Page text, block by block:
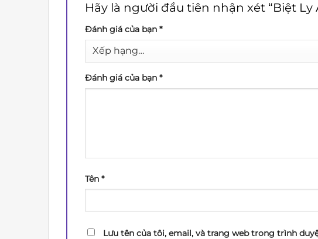
Hãy là người đầu tiên nhận xét “Biệt Ly
Đánh giá của bạn *
Đánh giá của bạn *
Tên *
Lưu tên của tôi, email, và trang web trong trình